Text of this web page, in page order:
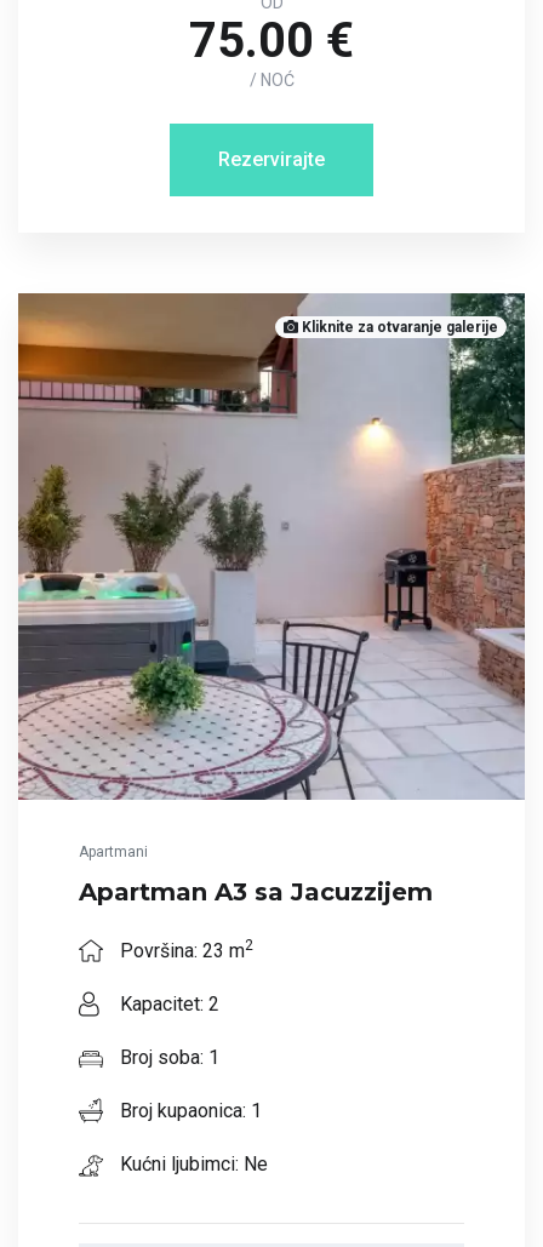
75.00 €
/ NOĆ
Rezervirajte
Kliknite za otvaranje galerije
Apartmani
Apartman A3 sa Jacuzzijem
Površina: 23 m2
Kapacitet: 2
Broj soba: 1
Broj kupaonica: 1
Kućni ljubimci: Ne